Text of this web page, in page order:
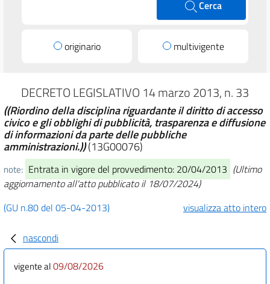
Cerca
originario multivigente
DECRETO LEGISLATIVO 14 marzo 2013, n. 33
((Riordino della disciplina riguardante il diritto di accesso
civico e gli obblighi di pubblicità, trasparenza e diffusione
di informazioni da parte delle pubbliche
amministrazioni.))(13G00076)
note: Entrata in vigore del provvedimento: 20/04/2013 (Ultimo
aggiornamento all'atto pubblicato il 18/07/2024)
(GU n.80 del 05-04-2013)
visualizza atto intero
nascondi
vigente al09/08/2026